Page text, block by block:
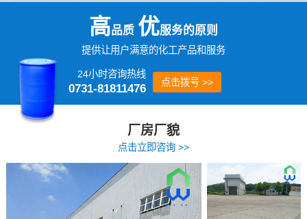
高品质 优服务的原则
提供让用户满意的化工产品和服务
24小时咨询热线
0731-81811476 点击拨号 >>
厂房厂貌
点击立即咨询 >>